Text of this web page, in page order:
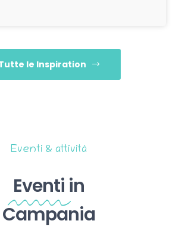
le Inspiration
Eventi & attività
Eventi in
Campania